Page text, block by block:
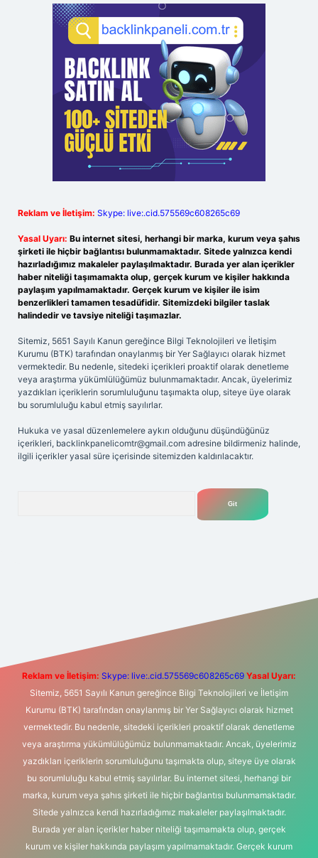
Reklam ve İletişim: Skype: live:.cid.575569c608265c69
Yasal Uyarı: Bu internet sitesi, herhangi bir marka, kurum veya şahıs
şirketi ile hiçbir bağlantısı bulunmamaktadır. Sitede yalnızca kendi
hazırladığımız makaleler paylaşılmaktadır. Burada yer alan içerikler
haber niteliği taşımamakta olup, gerçek kurum ve kişiler hakkında
paylaşım yapılmamaktadır. Gerçek kurum ve kişiler ile isim
benzerlikleri tamamen tesadüfidir. Sitemizdeki bilgiler taslak
halindedir ve tavsiye niteliği taşımazlar.
Sitemiz, 5651 Sayılı Kanun gereğince Bilgi Teknolojileri ve İletişim
Kurumu (BTK) tarafından onaylanmış bir Yer Sağlayıcı olarak hizmet
vermektedir. Bu nedenle, sitedeki içerikleri proaktif olarak denetleme
veya araştırma yükümlülüğümüz bulunmamaktadır. Ancak, üyelerimiz
yazdıkları içeriklerin sorumluluğunu taşımakta olup, siteye üye olarak
bu sorumluluğu kabul etmiş sayılırlar.
Hukuka ve yasal düzenlemelere aykırı olduğunu düşündüğünüz
içerikleri, backlinkpanelicomtr@gmail.com adresine bildirmeniz halinde,
ilgili içerikler yasal süre içerisinde sitemizden kaldırılacaktır.
m elexbet
Reklam ve İletişim: Skype: live:.cid.575569c608265c69 Yasal Uyarı:
Sitemiz, 5651 Sayılı Kanun gereğince Bilgi Teknolojileri ve İletişim
Kurumu (BTK) tarafından onaylanmış bir Yer Sağlayıcı olarak hizmet
vermektedir. Bu nedenle, sitedeki içerikleri proaktif olarak denetleme
veya araştırma yükümlülüğümüz bulunmamaktadır. Ancak, üyelerimiz
yazdıkları içeriklerin sorumluluğunu taşımakta olup, siteye üye olarak
bu sorumluluğu kabul etmiş sayılırlar. Bu internet sitesi, herhangi bir
marka, kurum veya şahıs şirketi ile hiçbir bağlantısı bulunmamaktadır.
Sitede yalnızca kendi hazırladığımız makaleler paylaşılmaktadır.
Burada yer alan içerikler haber niteliği taşımamakta olup, gerçek
kurum ve kişiler hakkında paylaşım yapılmamaktadır. Gerçek kurum